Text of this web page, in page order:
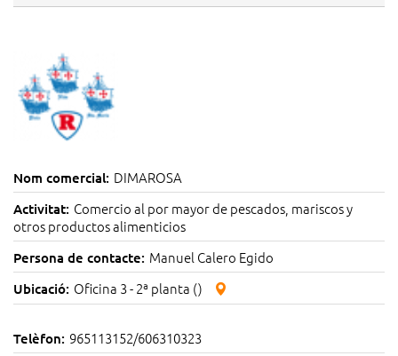
Nom comercial: DIMAROSA
Activitat: Comercio al por mayor de pescados, mariscos y
otros productos alimenticios
Persona de contacte: Manuel Calero Egido
Ubicació: Oficina 3 - 2ª planta ()
Telèfon: 965113152/606310323